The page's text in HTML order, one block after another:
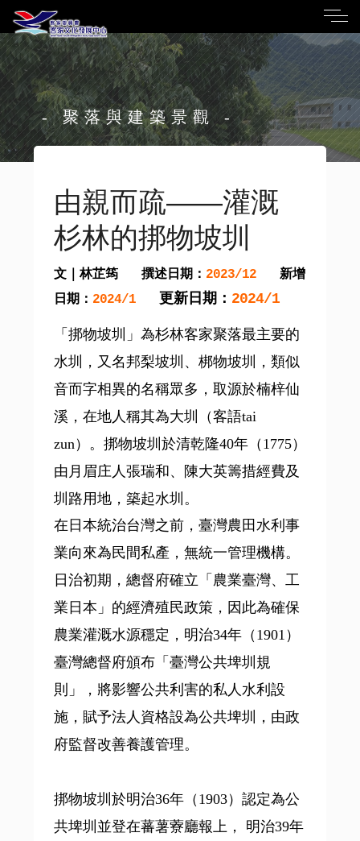
- 聚落與建築景觀 -
由親而疏——灌溉
杉林的挷物坡圳
文｜林芷筠 撰述日期： 2023/12
新增
日期： 2024/1 更新日期： 2024/1
「挷物坡圳」為杉林客家聚落最主要的
水圳，又名邦梨坡圳、梆物坡圳，類似
音而字相異的名稱眾多，取源於楠梓仙
溪，在地人稱其為大圳（客語tai
zun）。挷物坡圳於清乾隆40年（1775）
由月眉庄人張瑞和、陳大英籌措經費及
圳路用地，築起水圳。
在日本統治台灣之前，臺灣農田水利事
業向來為民間私產，無統一管理機構。
日治初期，總督府確立「農業臺灣、工
業日本」的經濟殖民政策，因此為確保
農業灌溉水源穩定，明治34年（1901）
臺灣總督府頒布「臺灣公共埤圳規
則」，將影響公共利害的私人水利設
施，賦予法人資格設為公共埤圳，由政
府監督改善養護管理。
挷物坡圳於明治36年（1903）認定為公
共埤圳並登在蕃薯藔廳報上， 明治39年